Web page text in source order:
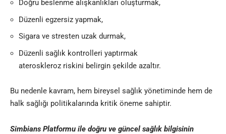
Doğru beslenme alışkanlıkları oluşturmak,
Düzenli egzersiz yapmak,
Sigara ve stresten uzak durmak,
Düzenli sağlık kontrolleri yaptırmak
ateroskleroz riskini belirgin şekilde azaltır.
Bu nedenle kavram, hem bireysel sağlık yönetiminde hem de
halk sağlığı politikalarında kritik öneme sahiptir.
Simbians Platformu ile doğru ve güncel sağlık bilgisinin